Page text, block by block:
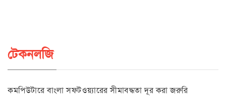
টেকনলজি
কমপিউটারে বাংলা সফটওয়্যারের সীমাবদ্ধতা দূর করা জরুরি